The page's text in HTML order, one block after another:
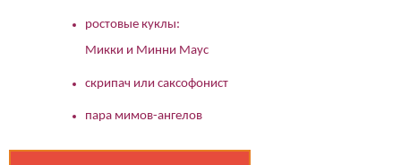
ростовые куклы:
Микки и Минни Маус
скрипач или саксофонист
пара мимов-ангелов